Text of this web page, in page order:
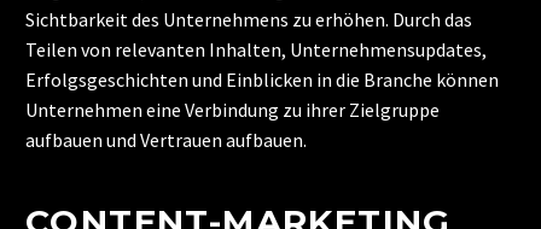
Sichtbarkeit des Unternehmens zu erhöhen. Durch das
Teilen von relevanten Inhalten, Unternehmensupdates,
Erfolgsgeschichten und Einblicken in die Branche können
Unternehmen eine Verbindung zu ihrer Zielgruppe
aufbauen und Vertrauen aufbauen.